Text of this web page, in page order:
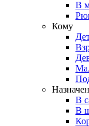
В
Кому
В
В